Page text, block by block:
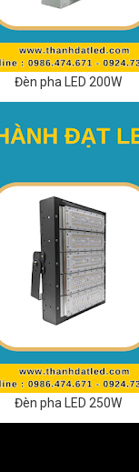
Đèn pha LED 200W
Đèn pha LED 250W